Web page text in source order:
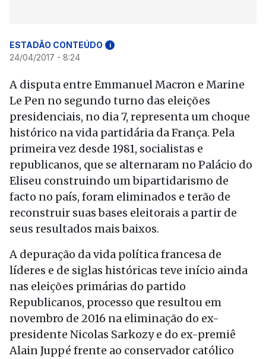
ESTADÃO CONTEÚDO i
24/04/2017 - 8:24
A disputa entre Emmanuel Macron e Marine
Le Pen no segundo turno das eleições
presidenciais, no dia 7, representa um choque
histórico na vida partidária da França. Pela
primeira vez desde 1981, socialistas e
republicanos, que se alternaram no Palácio do
Eliseu construindo um bipartidarismo de
facto no país, foram eliminados e terão de
reconstruir suas bases eleitorais a partir de
seus resultados mais baixos.
A depuração da vida política francesa de
líderes e de siglas históricas teve início ainda
nas eleições primárias do partido
Republicanos, processo que resultou em
novembro de 2016 na eliminação do ex-
presidente Nicolas Sarkozy e do ex-premiê
Alain Juppé frente ao conservador católico